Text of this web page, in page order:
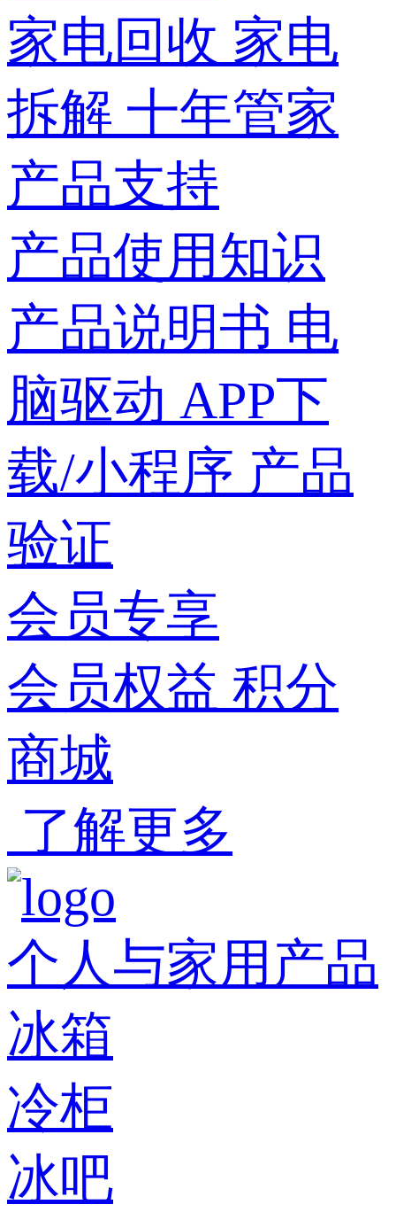
家电回收 家电
拆解 十年管家
产品支持
产品使用知识
产品说明书 电
脑驱动 APP下
载/小程序 产品
验证
会员专享
会员权益 积分
商城
了解更多
个人与家用产品
冰箱
冷柜
冰吧